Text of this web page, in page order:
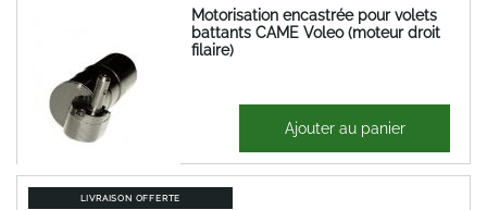
Motorisation encastrée pour volets
battants CAME Voleo (moteur droit
filaire)
491,79 €
409,82 € Ajouter au panier
LIVRAISON OFFERTE